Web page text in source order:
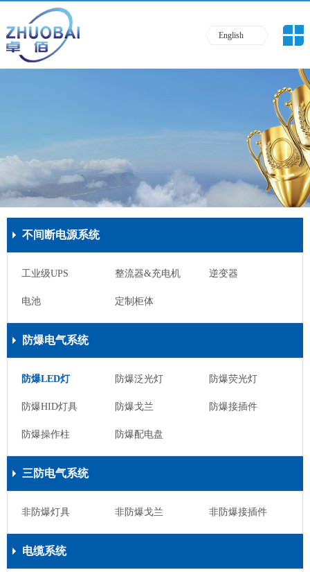
English
不间断电源系统
工业级UPS 整流器&充电机 逆变器
电池 定制柜体
防爆电气系统
防爆LED灯 防爆泛光灯 防爆荧光灯
防爆HID灯具 防爆戈兰 防爆接插件
防爆操作柱 防爆配电盘
三防电气系统
非防爆灯具 非防爆戈兰 非防爆接插件
电缆系统